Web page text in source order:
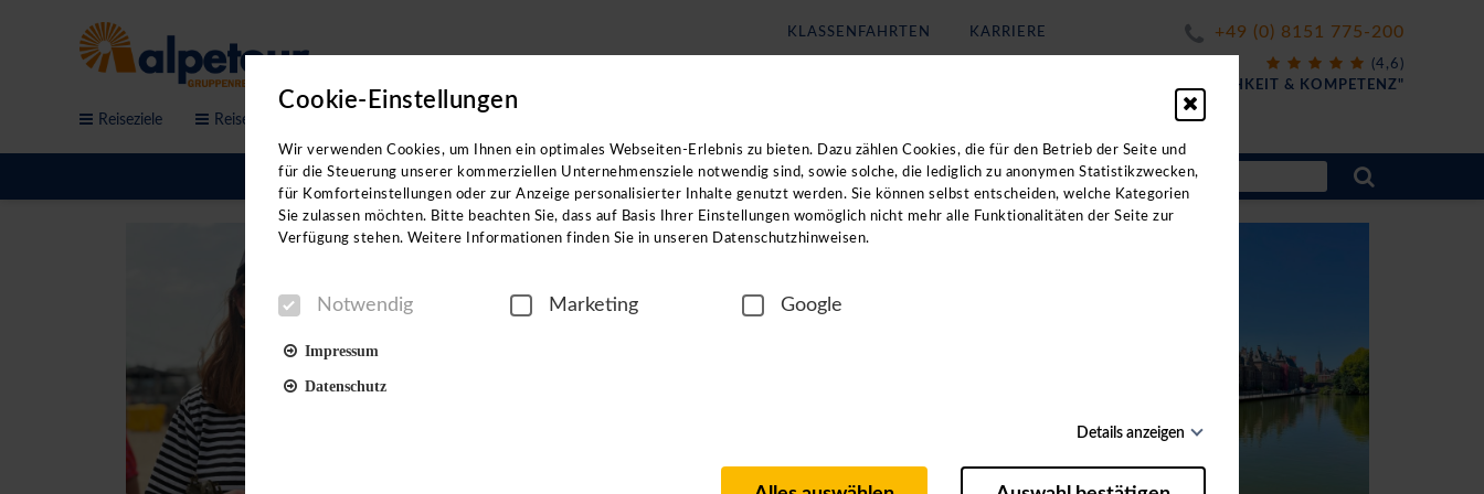
KLASSENFAHRTEN KARRIERE +49 (0) 8151 775-200
(4,6)
"FREUNDLICHKEIT & KOMPETENZ"
Reiseziele Reisethemen
X
Sichern Sie sich jetzt den exklusiven Zugang zu unseren digitalen
Workshops!
Sie sind auf der Suche nach neuen Reisezielen? In unseren ca. einstündigen
Videovorträgen erhalten Sie:
- direkte Kontakte in der jeweiligen Region
- eine Menge Insidertipps
Cookie-Einstellungen
Wir verwenden Cookies, um Ihnen ein optimales Webseiten-Erlebnis zu bieten. Dazu zählen Cookies, die für den Betrieb der Seite und
für die Steuerung unserer kommerziellen Unternehmensziele notwendig sind, sowie solche, die lediglich zu anonymen Statistikzwecken,
für Komforteinstellungen oder zur Anzeige personalisierter Inhalte genutzt werden. Sie können selbst entscheiden, welche Kategorien
Sie zulassen möchten. Bitte beachten Sie, dass auf Basis Ihrer Einstellungen womöglich nicht mehr alle Funktionalitäten der Seite zur
Verfügung stehen. Weitere Informationen finden Sie in unseren Datenschutzhinweisen.
Notwendig Marketing Google
Impressum
Datenschutz
Details anzeigen